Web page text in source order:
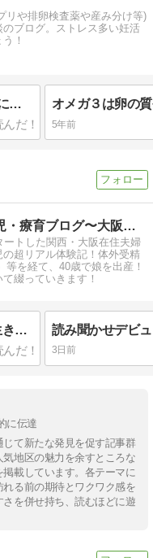
リや排卵検査薬や産み分け等)
ブログ。ストレス多い妊活
！
2人目女の子がほしい！と産み分けに悩み男の子だった経験談
5年前
不妊治療・妊活・育児・療育ブログ〜大阪在住高齢夫婦の体験記〜
トした関西・大阪在住夫婦
超リアル体験記！体外受精
を経て、40歳で娘を出産！
綴っていきます！
低学年の『生き物調べ』は身近な生き物で決まり‼️自由研究の他のテーマも紹介☆
3日前
に伝達
て新たな発見を促す記事群
地区の魅力を余すところな
載しています。各テーマに
る前の期待とワクワク感を
を併せ持ち、読むほどに遊